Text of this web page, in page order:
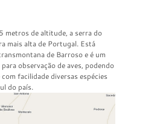
metros de altitude, a serra do
mais alta de Portugal. Está
de Barroso e é um
observação de aves, podendo
facilidade diversas espécies
do país.